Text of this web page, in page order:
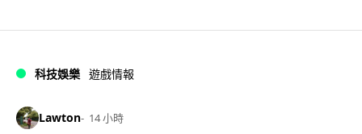
科技娛樂 遊戲情報
Lawton 14 小時